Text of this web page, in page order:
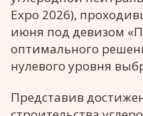
Expo 2026),
июня под девизом
оптимального
нулевого уровня
Представив